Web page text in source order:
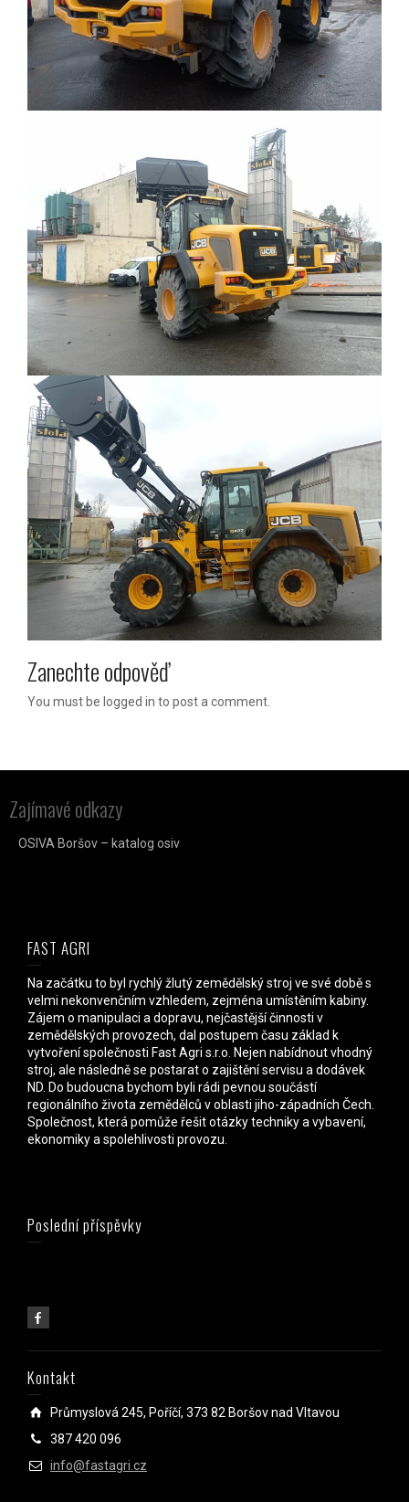
Zanechte odpověď
You must be logged in to post a comment.
Zajímavé odkazy
OSIVA Boršov – katalog osiv
FAST AGRI
Na začátku to byl rychlý žlutý zemědělský stroj ve své době s
velmi nekonvenčním vzhledem, zejména umístěním kabiny.
Zájem o manipulaci a dopravu, nejčastější činnosti v
zemědělských provozech, dal postupem času základ k
vytvoření společnosti Fast Agri s.r.o. Nejen nabídnout vhodný
stroj, ale následně se postarat o zajištění servisu a dodávek
ND. Do budoucna bychom byli rádi pevnou součástí
regionálního života zemědělců v oblasti jiho-západních Čech.
Společnost, která pomůže řešit otázky techniky a vybavení,
ekonomiky a spolehlivosti provozu.
Poslední příspěvky
Kontakt
Průmyslová 245, Poříčí, 373 82 Boršov nad Vltavou
387 420 096
info@fastagri.cz